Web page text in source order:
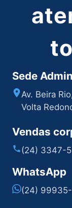
Sede
Av. Beira
Volta
Vendas
(24) 3347-
WhatsApp
(24)